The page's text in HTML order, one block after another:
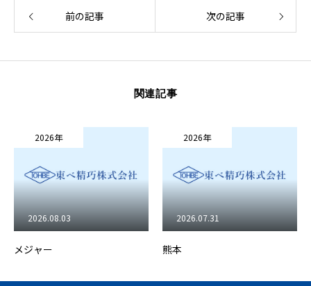
前の記事 次の記事
関連記事
2026年
メジャー
2026.08.03
2026年
熊本
2026.07.31